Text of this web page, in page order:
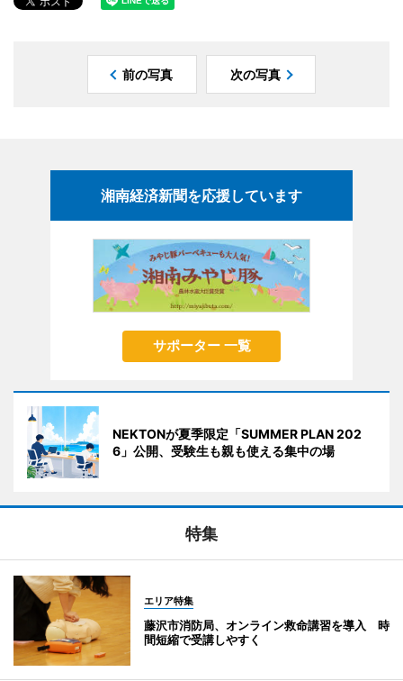
前の写真 次の写真
湘南経済新聞を応援しています
サポーター 一覧
NEKTONが夏季限定「SUMMER PLAN 202
6」公開、受験生も親も使える集中の場
特集
エリア特集
藤沢市消防局、オンライン救命講習を導入 時
間短縮で受講しやすく